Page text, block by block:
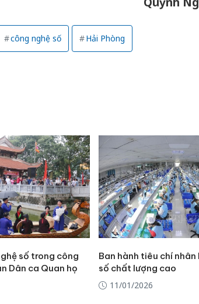
công nghệ số Hải Phòng
số trong công
Dân ca Quan họ
Ban hành tiêu chí
số chất lượng cao
11/01/2026